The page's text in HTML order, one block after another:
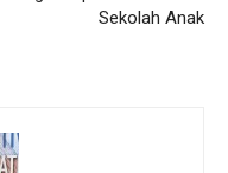
Sekolah Anak